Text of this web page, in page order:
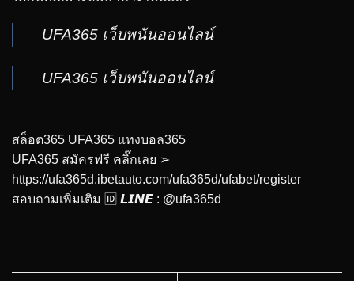
UFA365 เว็บพนันออนไลน์
UFA365 เว็บพนันออนไลน์
สล็อต365 UFA365 แทงบอล365
UFA365 สมัครฟรี คลิ๊กเลย ➢
https://ufa365d.ibetauto.com/ufa365d/ufabet/register
สอบถามเพิ่มเติม 🆔 𝙇𝙄𝙉𝙀 : @ufa365d